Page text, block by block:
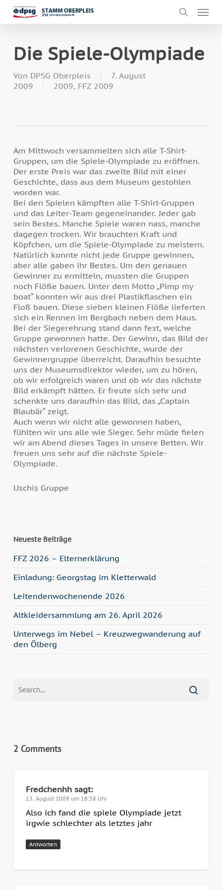
Skip
main
search
Die Spiele-Olympiade
Von DPSG Oberpleis
7. August
2009
2009, FFZ 2009
Am Mittwoch versammelten sich alle T-Shirt-
Gruppen, um die Spiele-Olympiade zu eröffnen.
Der erste Preis war das zweite Bild mit einer
Geschichte, dass aus dem Museum gestohlen
worden war.
Bei den Spielen kämpften alle T-Shirt-Gruppen
und das Leiter-Team gegeneinander. Jeder gab
sein Bestes. Manche Spiele waren nass, manche
dagegen trocken. Wir brauchten Kraft und
Köpfchen, um die Spiele-Olympiade zu meistern.
Natürlich konnte nicht jede Gruppe gewinnen,
aber alle gaben ihr Bestes. Um den genauen
Gewinner zu ermitteln, mussten die Gruppen
noch Flöße bauen. Unter dem Motto „Pimp my
boat“ konnten wir aus drei Plastikflaschen ein
Floß bauen. Diese sieben kleinen Flöße lieferten
sich ein Rennen im Bergbach neben dem Haus.
Bei der Siegerehrung stand dann fest, welche
Gruppe gewonnen hatte. Der Gewinn, das Bild der
nächsten verlorenen Geschichte, wurde der
Gewinnergruppe überreicht. Daraufhin besuchte
uns der Museumsdirektor wieder, um zu hören,
ob wir erfolgreich waren und ob wir das nächste
Bild erkämpft hätten. Er freute sich sehr und
schenkte uns daraufhin das Bild, das „Captain
Blaubär“ zeigt.
Auch wenn wir nicht alle gewonnen haben,
fühlten wir uns alle wie Sieger. Sehr müde fielen
wir am Abend dieses Tages in unsere Betten. Wir
freuen uns sehr auf die nächste Spiele-
Olympiade.
Uschis Gruppe
Neueste Beiträge
FFZ 2026 – Elternerklärung
Einladung: Georgstag im Kletterwald
Leitendenwochenende 2026
Altkleidersammlung am 26. April 2026
Unterwegs im Nebel – Kreuzwegwanderung auf
den Ölberg
2 Comments
Fredchenhh sagt:
13. August 2009 um 18:38 Uhr
Also ich fand die spiele Olympiade jetzt
irgwie schlechter als letztes jahr
Antworten